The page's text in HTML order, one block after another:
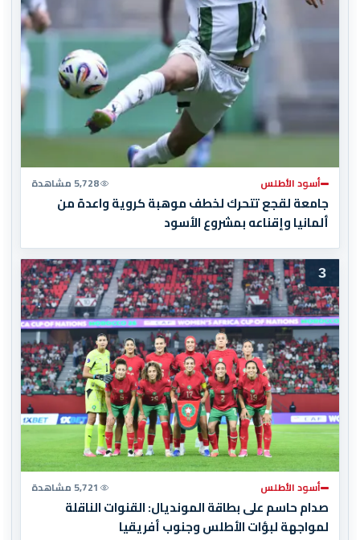
أسود الأطلس 5,728 مشاهدة
جامعة لقجع تتحرك لخطف موهبة كروية واعدة من
ألمانيا وإقناعه بمشروع الأسود
3
أسود الأطلس 5,721 مشاهدة
صدام حاسم على بطاقة المونديال: القنوات الناقلة
لمواجهة لبؤات الأطلس وجنوب أفريقيا